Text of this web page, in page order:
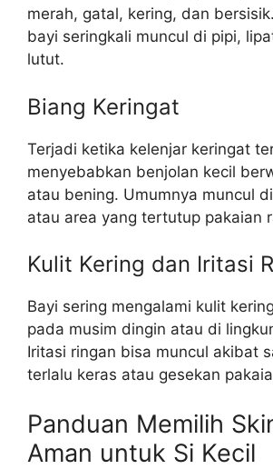
merah, gatal, kering, dan
bayi seringkali muncul di pipi,
lutut.
Biang Keringat
Terjadi ketika kelenjar keringat
menyebabkan benjolan kecil
atau bening. Umumnya muncul
atau area yang tertutup pakaian
Kulit Kering dan Iritasi
Bayi sering mengalami kulit
pada musim dingin atau di
Iritasi ringan bisa muncul akibat
terlalu keras atau gesekan
Panduan Memilih
Aman untuk Si Kecil